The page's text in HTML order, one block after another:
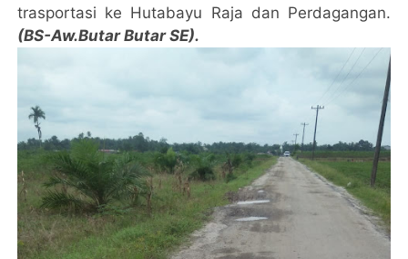
trasportasi ke Hutabayu Raja dan Perdagangan.
(BS-Aw.Butar Butar SE).